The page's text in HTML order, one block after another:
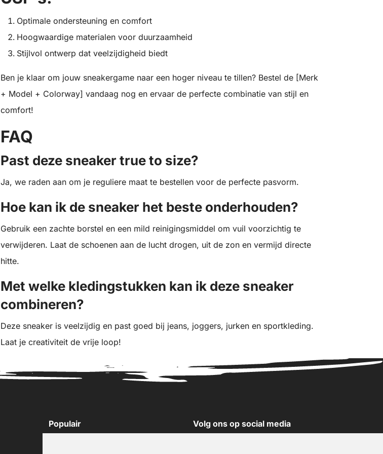
Optimale ondersteuning en comfort
Hoogwaardige materialen voor duurzaamheid
Stijlvol ontwerp dat veelzijdigheid biedt
Ben je klaar om jouw sneakergame naar een hoger niveau te tillen? Bestel de [Merk
+ Model + Colorway] vandaag nog en ervaar de perfecte combinatie van stijl en
comfort!
FAQ
Past deze sneaker true to size?
Ja, we raden aan om je reguliere maat te bestellen voor de perfecte pasvorm.
Hoe kan ik de sneaker het beste onderhouden?
Gebruik een zachte borstel en een mild reinigingsmiddel om vuil voorzichtig te
verwijderen. Laat de schoenen aan de lucht drogen, uit de zon en vermijd directe
hitte.
Met welke kledingstukken kan ik deze sneaker
combineren?
Deze sneaker is veelzijdig en past goed bij jeans, joggers, jurken en sportkleding.
Laat je creativiteit de vrije loop!
Populair
Volg ons op social media